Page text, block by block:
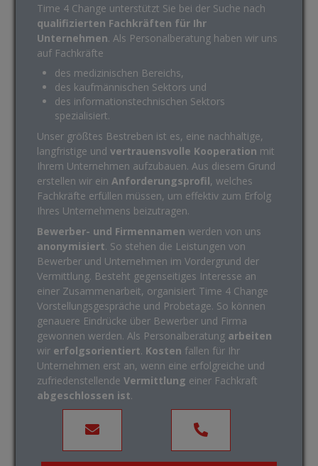
Time 4 Change unterstützt Sie bei der Suche nach
qualifizierten Fachkräften für Ihr
Unternehmen. Als Personalberatung haben wir uns
auf Fachkräfte
des medizinischen Bereichs,
des kaufmännischen Sektors und
des informationstechnischen Sektors
spezialisiert.
Unser größtes Bestreben ist es, eine nachhaltige,
langfristige undvertrauensvolle Kooperation mit
Ihrem Unternehmen aufzubauen. Aus diesem Grund
erstellen wir ein Anforderungsprofil, welches
Fachkräfte erfüllen müssen, um effektiv zum Erfolg
Ihres Unternehmens beizutragen.
Bewerber- und Firmennamen werden von uns
anonymisiert. So stehen die Leistungen von
Bewerber und Unternehmen im Vordergrund der
Vermittlung. Besteht gegenseitiges Interesse an
einer Zusammenarbeit, organisiert Time 4 Change
Vorstellungsgespräche und Probetage. So können
genauere Eindrücke über Bewerber und Firma
gewonnen werden. Als Personalberatung arbeiten
wir erfolgsorientiert. Kosten fallen für Ihr
Unternehmen erst an, wenn eine erfolgreiche und
zufriedenstellendeVermittlung einer Fachkraft
abgeschlossen ist.